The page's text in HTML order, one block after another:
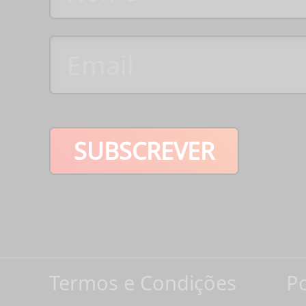
SUBSCREVER
Termos e Condições